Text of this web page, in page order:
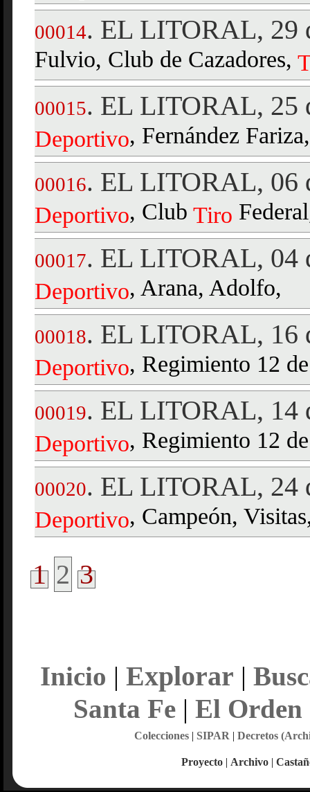
00014. EL LITORAL, 29
Fulvio, Club de Cazadores,
00015. EL LITORAL, 25
Deportivo, Fernández
00016. EL LITORAL, 06
Deportivo, Club Tiro
00017. EL LITORAL, 04
Deportivo, Arana, Adolfo,
00018. EL LITORAL, 16
Deportivo, Regimiento 12
00019. EL LITORAL, 14
Deportivo, Regimiento 12
00020. EL LITORAL, 24
Deportivo, Campeón,
1 2 3
Inicio | Explorar |
Santa Fe| El Orden
Colecciones| SIPAR | Decretos
Proyecto | Archivo |